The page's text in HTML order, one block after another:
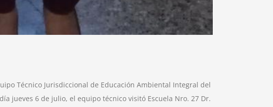
Técnico Jurisdiccional de Educación Ambiental Integral del
jueves 6 de julio, el equipo técnico visitó Escuela Nro. 27 Dr.